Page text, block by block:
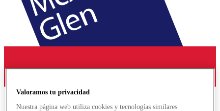
Valoramos tu privacidad
Nuestra página web utiliza cookies y tecnologías similares